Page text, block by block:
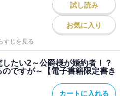
せていただきました！ 元の姿に
試し読み
お気に入り
すじを見る
たい2～公爵様が婚約者！？
ですが～【電子書籍限定書き
カートに入れる